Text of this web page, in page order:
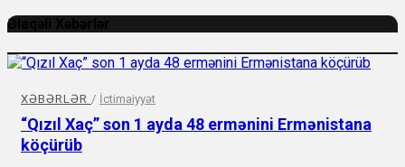
Əlaqəli Xəbərlər
XƏBƏRLƏR / İctimaiyyət
“Qızıl Xaç” son 1 ayda 48 ermənini Ermənistana
köçürüb